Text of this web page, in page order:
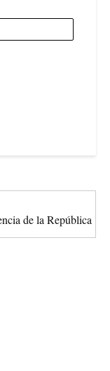
de la República